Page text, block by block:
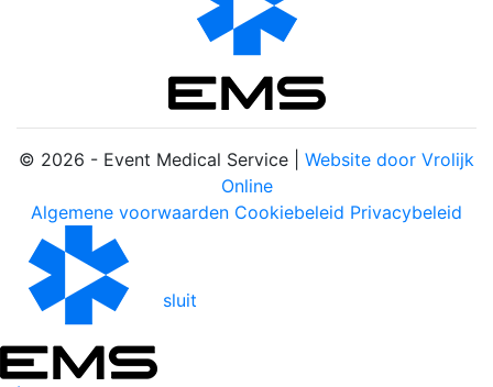
© 2026 - Event Medical Service | Website door Vrolijk
Online
Algemene voorwaarden Cookiebeleid Privacybeleid
sluit